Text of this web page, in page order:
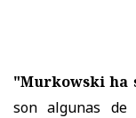
"Murkowski ha
son algunas de